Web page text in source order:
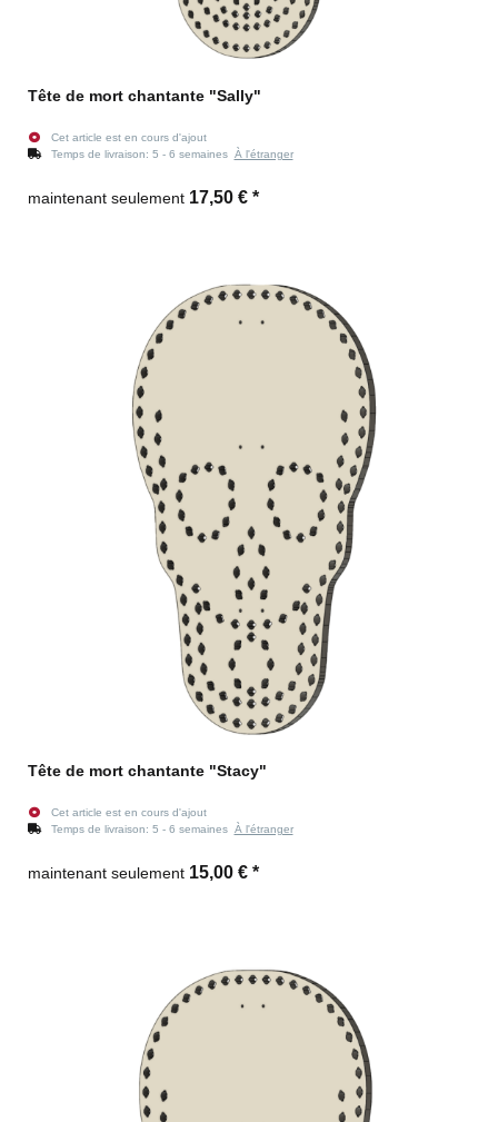
Tête de mort chantante "Sally"
Cet article est en cours d'ajout
Temps de livraison: 5 - 6 semaines À l'étranger
maintenant seulement 17,50 € *
Tête de mort chantante "Stacy"
Cet article est en cours d'ajout
Temps de livraison: 5 - 6 semaines À l'étranger
maintenant seulement 15,00 € *